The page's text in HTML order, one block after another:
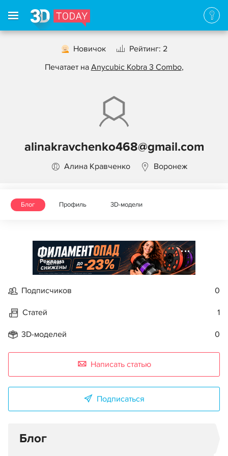
Новичок
Рейтинг: 2
Печатает на Anycubic Kobra 3 Combo,
alinakravchenko468@gmail.com
Алина Кравченко Воронеж
Блог Профиль 3D-модели
Реклама
Подписчиков 0
Статей 1
3D-моделей 0
Написать статью
Подписаться
Блог